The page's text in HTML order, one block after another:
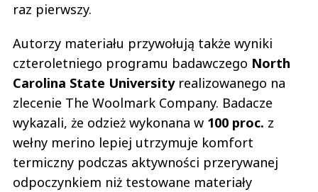
raz pierwszy.
Autorzy materiału przywołują także wyniki
czteroletniego programu badawczego North
Carolina State Universityrealizowanego na
zlecenie The Woolmark Company. Badacze
wykazali, że odzież wykonana w 100 proc. z
wełny merino lepiej utrzymuje komfort
termiczny podczas aktywności przerywanej
odpoczynkiem niż testowane materiały